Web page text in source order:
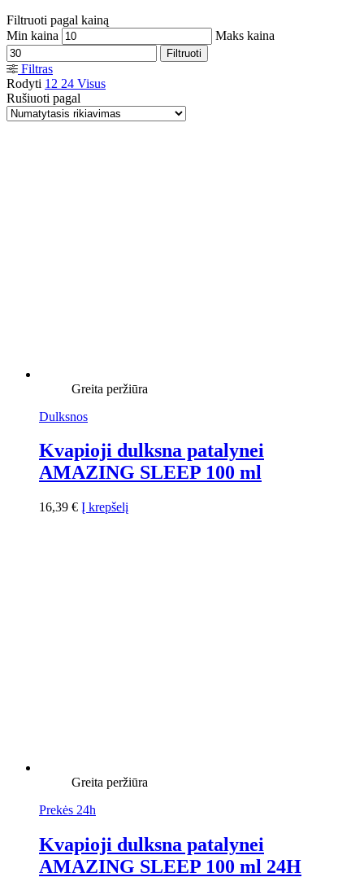
Filtruoti pagal kainą
Min kaina
Maks kaina
Filtruoti
Filtras
Rodyti 12 24 Visus
Rušiuoti pagal
Greita peržiūra
Dulksnos
Kvapioji dulksna patalynei
AMAZING SLEEP 100 ml
16,39 € Į krepšelį
Greita peržiūra
Prekės 24h
Kvapioji dulksna patalynei
AMAZING SLEEP 100 ml 24H